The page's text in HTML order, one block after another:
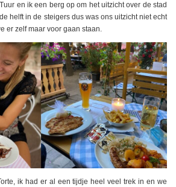
en ik een berg op om het uitzicht over de stad
helft in de steigers dus was ons uitzicht niet echt
er zelf maar voor gaan staan.
ik had er al een tijdje heel veel trek in en we